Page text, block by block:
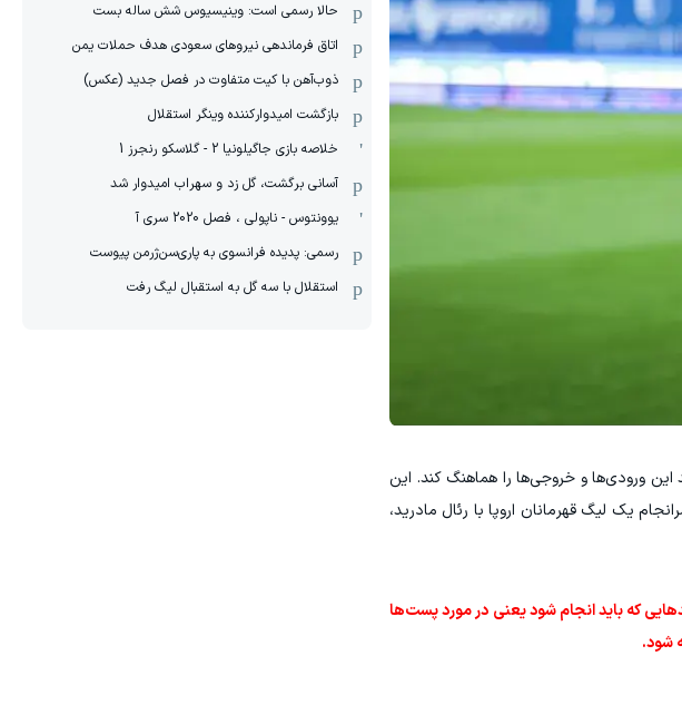
این ورودی‌ها و خروجی‌ها را هماهنگ کند. این
یک لیگ قهرمانان اروپا با رئال مادرید،
که باید انجام شود یعنی در مورد پست‌ها
شود.
حالا رسمی است: وینیسیوس شش ساله بست
اتاق فرماندهی نیروهای سعودی هدف حملات یمن
ذوب‌آهن با کیت متفاوت در فصل جدید (عکس)
بازگشت امیدوارکننده وینگر استقلال
خلاصه بازی جاگیلونیا 2 - گلاسکو رنجرز 1
آسانی برگشت، گل زد و سهراب امیدوار شد
یوونتوس - ناپولی ، فصل 2020 سری آ
رسمی: پدیده فرانسوی به پاری‌سن‌ژرمن پیوست
استقلال با سه گل به استقبال لیگ رفت